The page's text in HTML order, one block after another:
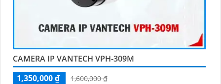
CAMERA IP VANTECH VPH-309M
1,350,000 ₫
1,600,000 ₫